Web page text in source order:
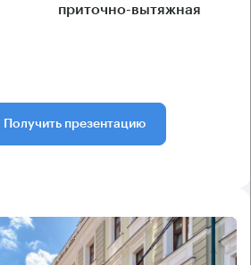
приточно-вытяжная
Получить презентацию